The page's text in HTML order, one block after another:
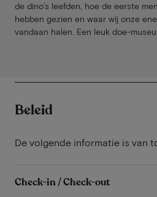
de dino’s leefden, hoe de eerste
hebben gezien en waar wij onze
vandaan halen. Een leuk doe-
Beleid
De volgende informatie is van
Check-in / Check-out